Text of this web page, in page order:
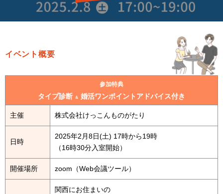
イベント概要
参加特典
タイプ診断 ＆ 婚活ワンポイントアドバイス付き
主催 株式会社けっこんものがたり
日時
2025年2月8日(土) 17時から19時
（16時30分入室開始）
開催場所 zoom（Web会議ツール）
関西にお住まいの